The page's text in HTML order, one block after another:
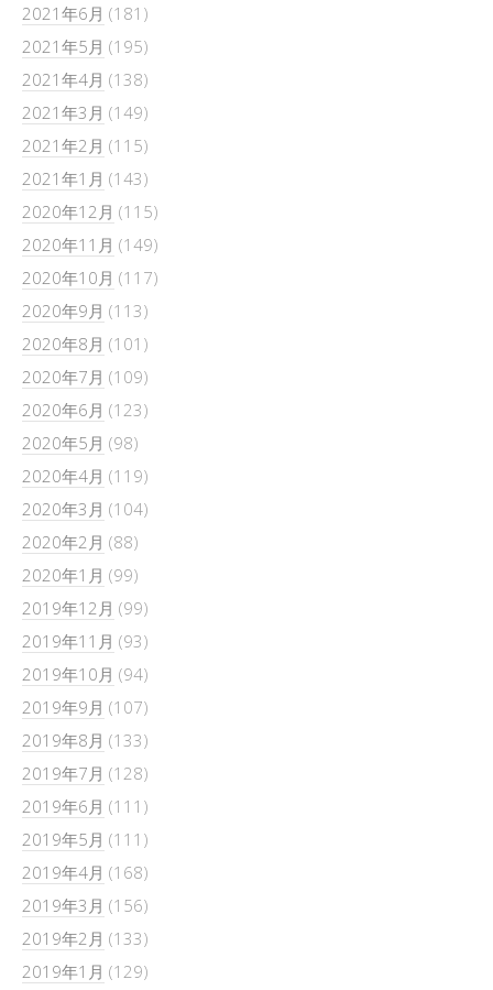
2021年6月 (181)
2021年5月 (195)
2021年4月 (138)
2021年3月 (149)
2021年2月 (115)
2021年1月 (143)
2020年12月 (115)
2020年11月 (149)
2020年10月 (117)
2020年9月 (113)
2020年8月 (101)
2020年7月 (109)
2020年6月 (123)
2020年5月 (98)
2020年4月 (119)
2020年3月 (104)
2020年2月 (88)
2020年1月 (99)
2019年12月 (99)
2019年11月 (93)
2019年10月 (94)
2019年9月 (107)
2019年8月 (133)
2019年7月 (128)
2019年6月 (111)
2019年5月 (111)
2019年4月 (168)
2019年3月 (156)
2019年2月 (133)
2019年1月 (129)